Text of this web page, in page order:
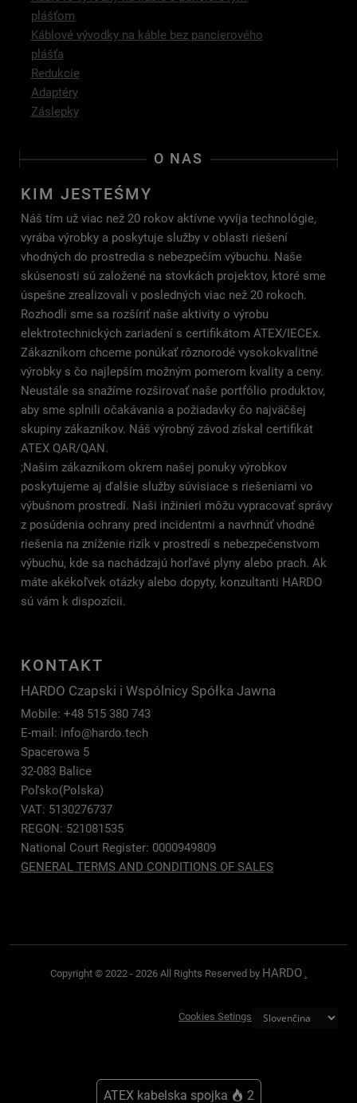
plášťom
Káblové vývodky na káble bez pancierového
plášťa
Redukcie
Adaptéry
Záslepky
O NAS
KIM JESTEŚMY
Náš tím už viac než 20 rokov aktívne vyvíja technológie,
vyrába výrobky a poskytuje služby v oblasti riešení
vhodných do prostredia s nebezpečím výbuchu. Naše
skúsenosti sú založené na stovkách projektov, ktoré sme
úspešne zrealizovali v posledných viac než 20 rokoch.
Rozhodli sme sa rozšíriť naše aktivity o výrobu
elektrotechnických zariadení s certifikátom ATEX/IECEx.
Zákazníkom chceme ponúkať rôznorodé vysokokvalitné
výrobky s čo najlepším možným pomerom kvality a ceny.
Neustále sa snažíme rozširovať naše portfólio produktov,
aby sme splnili očakávania a požiadavky čo najväčšej
skupiny zákazníkov. Náš výrobný závod získal certifikát
ATEX QAR/QAN.
;Našim zákazníkom okrem našej ponuky výrobkov
poskytujeme aj ďalšie služby súvisiace s riešeniami vo
výbušnom prostredí. Naši inžinieri môžu vypracovať správy
z posúdenia ochrany pred incidentmi a navrhnúť vhodné
riešenia na zníženie rizík v prostredí s nebezpečenstvom
výbuchu, kde sa nachádzajú horľavé plyny alebo prach. Ak
máte akékoľvek otázky alebo dopyty, konzultanti HARDO
sú vám k dispozícii.
KONTAKT
HARDO Czapski i Wspólnicy Spółka Jawna
Mobile: +48 515 380 743
E-mail: info@hardo.tech
Spacerowa 5
32-083 Balice
Poľsko(Polska)
VAT: 5130276737
REGON: 521081535
National Court Register: 0000949809
GENERAL TERMS AND CONDITIONS OF SALES
Copyright © 2022 - 2026 All Rights Reserved by HARDO .
Cookies Setings
ATEX kabelska spojka 2